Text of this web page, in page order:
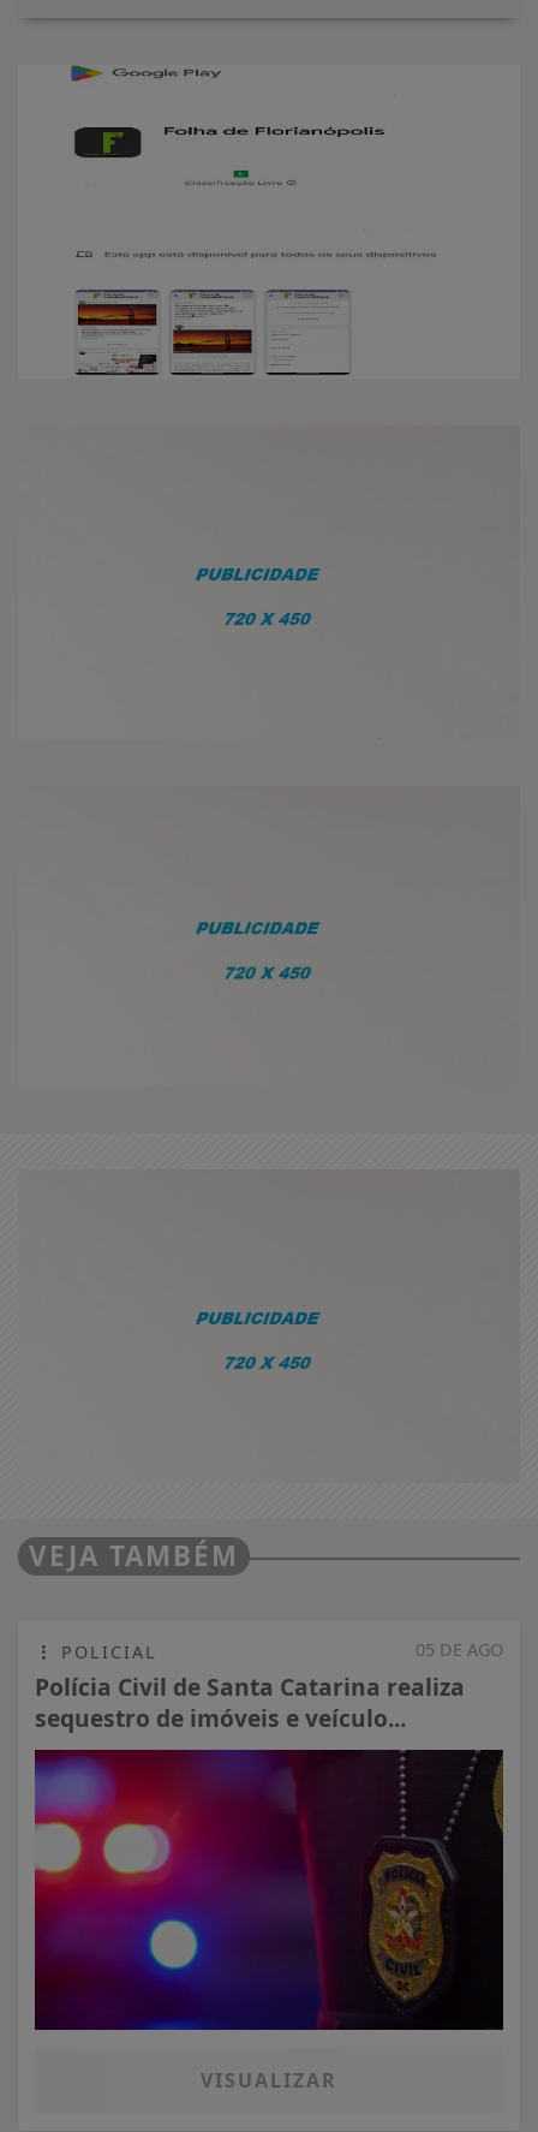
VEJA TAMBÉM
05 DE AGO
POLICIAL
Polícia Civil de Santa Catarina realiza
sequestro de imóveis e veículo...
VISUALIZAR